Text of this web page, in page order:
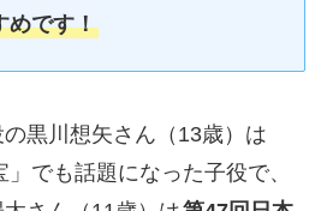
めです！
黒川想矢さん（13歳）は
でも話題になった子役で、